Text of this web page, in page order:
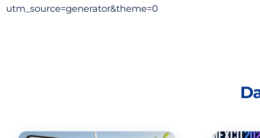
utm_source=generator&theme=0